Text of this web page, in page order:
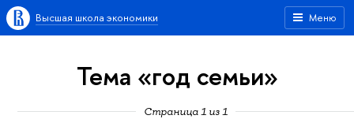
Меню
Высшая школа экономики
Тема «год семьи»
Страница 1 из 1